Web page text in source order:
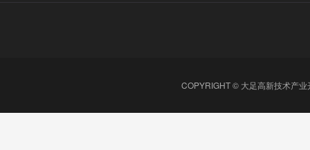
COPYRIGHT © 大足高新技术产